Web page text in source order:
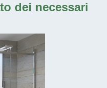
dei necessari